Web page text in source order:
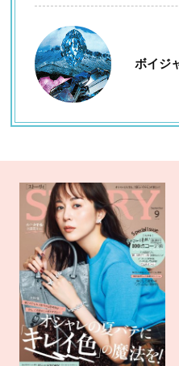
ボイジ